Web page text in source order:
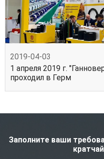
2019-04-03
1 апреля 2019 г.
проходил в Герм
Заполните ваши